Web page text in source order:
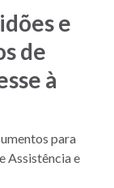
e
de
à
para
Assistência e